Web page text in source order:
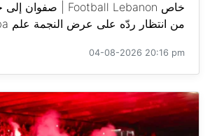
من انتظار ردّه على عرض النجمة علم Footba...
04-08-2026 20:16 pm